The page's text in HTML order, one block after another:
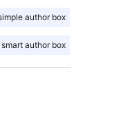
author box
smart author box